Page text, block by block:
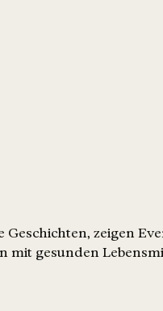
zeigen
gesunden